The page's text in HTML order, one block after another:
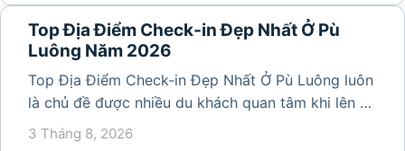
Top Địa Điểm Check-in Đẹp Nhất Ở Pù
Luông Năm 2026
Top Địa Điểm Check-in Đẹp Nhất Ở Pù Luông luôn
là chủ đề được nhiều du khách quan tâm khi lên kế
hoạch khám phá vùng đất thiên nhiên nổi tiếng
3 Tháng 8, 2026